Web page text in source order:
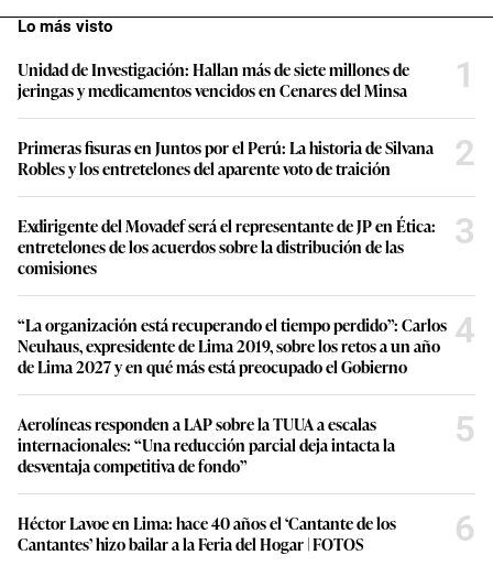
Lo más visto
Unidad de Investigación: Hallan más de siete millones de
jeringas y medicamentos vencidos en Cenares del Minsa
1
Primeras fisuras en Juntos por el Perú: La historia de Silvana
Robles y los entretelones del aparente voto de traición
2
Exdirigente del Movadef será el representante de JP en Ética:
entretelones de los acuerdos sobre la distribución de las
comisiones
3
“La organización está recuperando el tiempo perdido”: Carlos
Neuhaus, expresidente de Lima 2019, sobre los retos a un año
de Lima 2027 y en qué más está preocupado el Gobierno
4
Aerolíneas responden a LAP sobre la TUUA a escalas
internacionales: “Una reducción parcial deja intacta la
desventaja competitiva de fondo”
5
Héctor Lavoe en Lima: hace 40 años el ‘Cantante de los
Cantantes’ hizo bailar a la Feria del Hogar | FOTOS
6